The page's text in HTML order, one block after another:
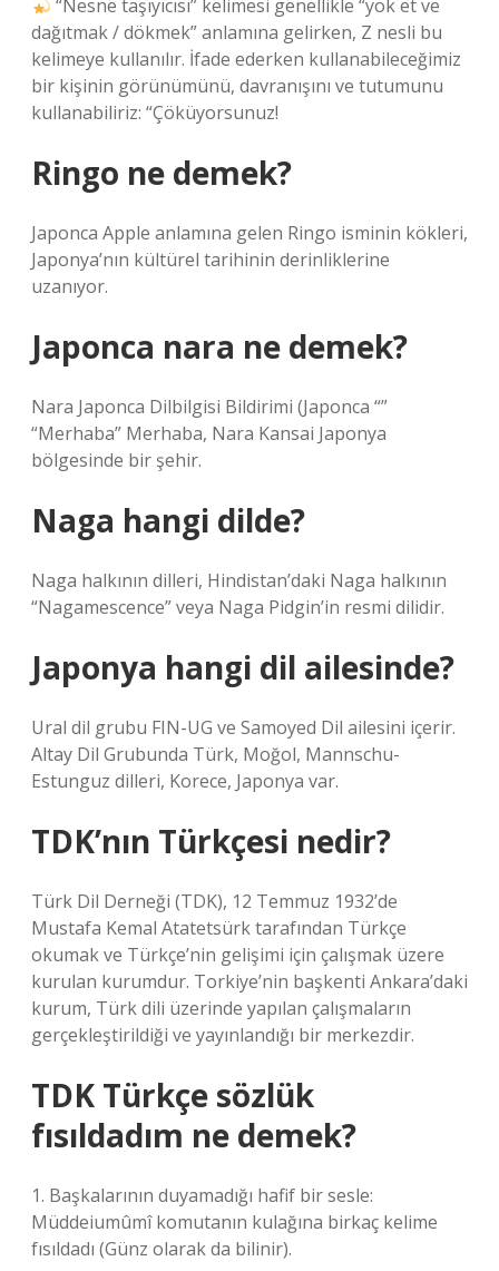
“Nesne taşıyıcısı” kelimesi genellikle “yok et ve
dağıtmak / dökmek” anlamına gelirken, Z nesli bu
kelimeye kullanılır. İfade ederken kullanabileceğimiz
bir kişinin görünümünü, davranışını ve tutumunu
kullanabiliriz: “Çöküyorsunuz!
Ringo ne demek?
Japonca Apple anlamına gelen Ringo isminin kökleri,
Japonya’nın kültürel tarihinin derinliklerine
uzanıyor.
Japonca nara ne demek?
Nara Japonca Dilbilgisi Bildirimi (Japonca “”
“Merhaba” Merhaba, Nara Kansai Japonya
bölgesinde bir şehir.
Naga hangi dilde?
Naga halkının dilleri, Hindistan’daki Naga halkının
“Nagamescence” veya Naga Pidgin’in resmi dilidir.
Japonya hangi dil ailesinde?
Ural dil grubu FIN-UG ve Samoyed Dil ailesini içerir.
Altay Dil Grubunda Türk, Moğol, Mannschu-
Estunguz dilleri, Korece, Japonya var.
TDK’nın Türkçesi nedir?
Türk Dil Derneği (TDK), 12 Temmuz 1932’de
Mustafa Kemal Atatetsürk tarafından Türkçe
okumak ve Türkçe’nin gelişimi için çalışmak üzere
kurulan kurumdur. Torkiye’nin başkenti Ankara’daki
kurum, Türk dili üzerinde yapılan çalışmaların
gerçekleştirildiği ve yayınlandığı bir merkezdir.
TDK Türkçe sözlük
fısıldadım ne demek?
1. Başkalarının duyamadığı hafif bir sesle:
Müddeiumûmî komutanın kulağına birkaç kelime
fısıldadı (Günz olarak da bilinir).